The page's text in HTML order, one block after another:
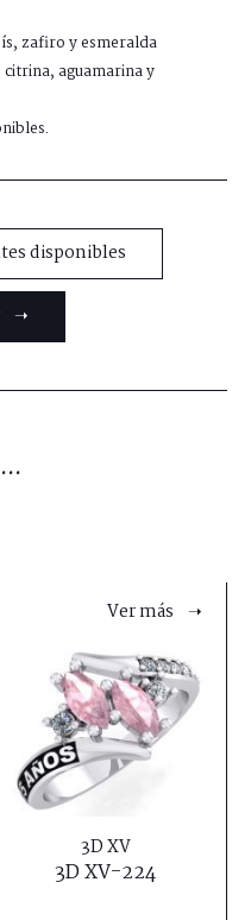
zafiro y esmeralda
citrina, aguamarina y
disponibles
➝
Ver más ➝
3D XV
3D XV-224